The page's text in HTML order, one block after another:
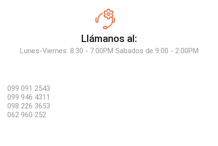
Llámanos al:
Lunes-Viernes: 8:30 - 7:00PM Sabados de 9:00 - 2:00PM
099 091 2543
099 946 4311
098 226 3653
062 960 252